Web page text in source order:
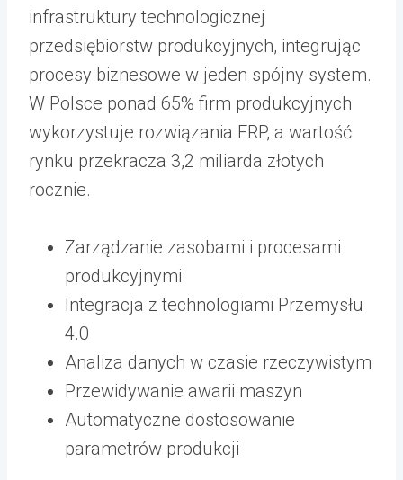
infrastruktury technologicznej
przedsiębiorstw produkcyjnych, integrując
procesy biznesowe w jeden spójny system.
W Polsce ponad 65% firm produkcyjnych
wykorzystuje rozwiązania ERP, a wartość
rynku przekracza 3,2 miliarda złotych
rocznie.
Zarządzanie zasobami i procesami
produkcyjnymi
Integracja z technologiami Przemysłu
4.0
Analiza danych w czasie rzeczywistym
Przewidywanie awarii maszyn
Automatyczne dostosowanie
parametrów produkcji